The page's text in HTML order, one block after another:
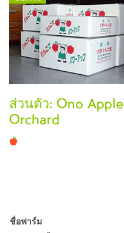
ส่วนตัว: Ono Apple
Orchard
ชื่อฟาร์ม